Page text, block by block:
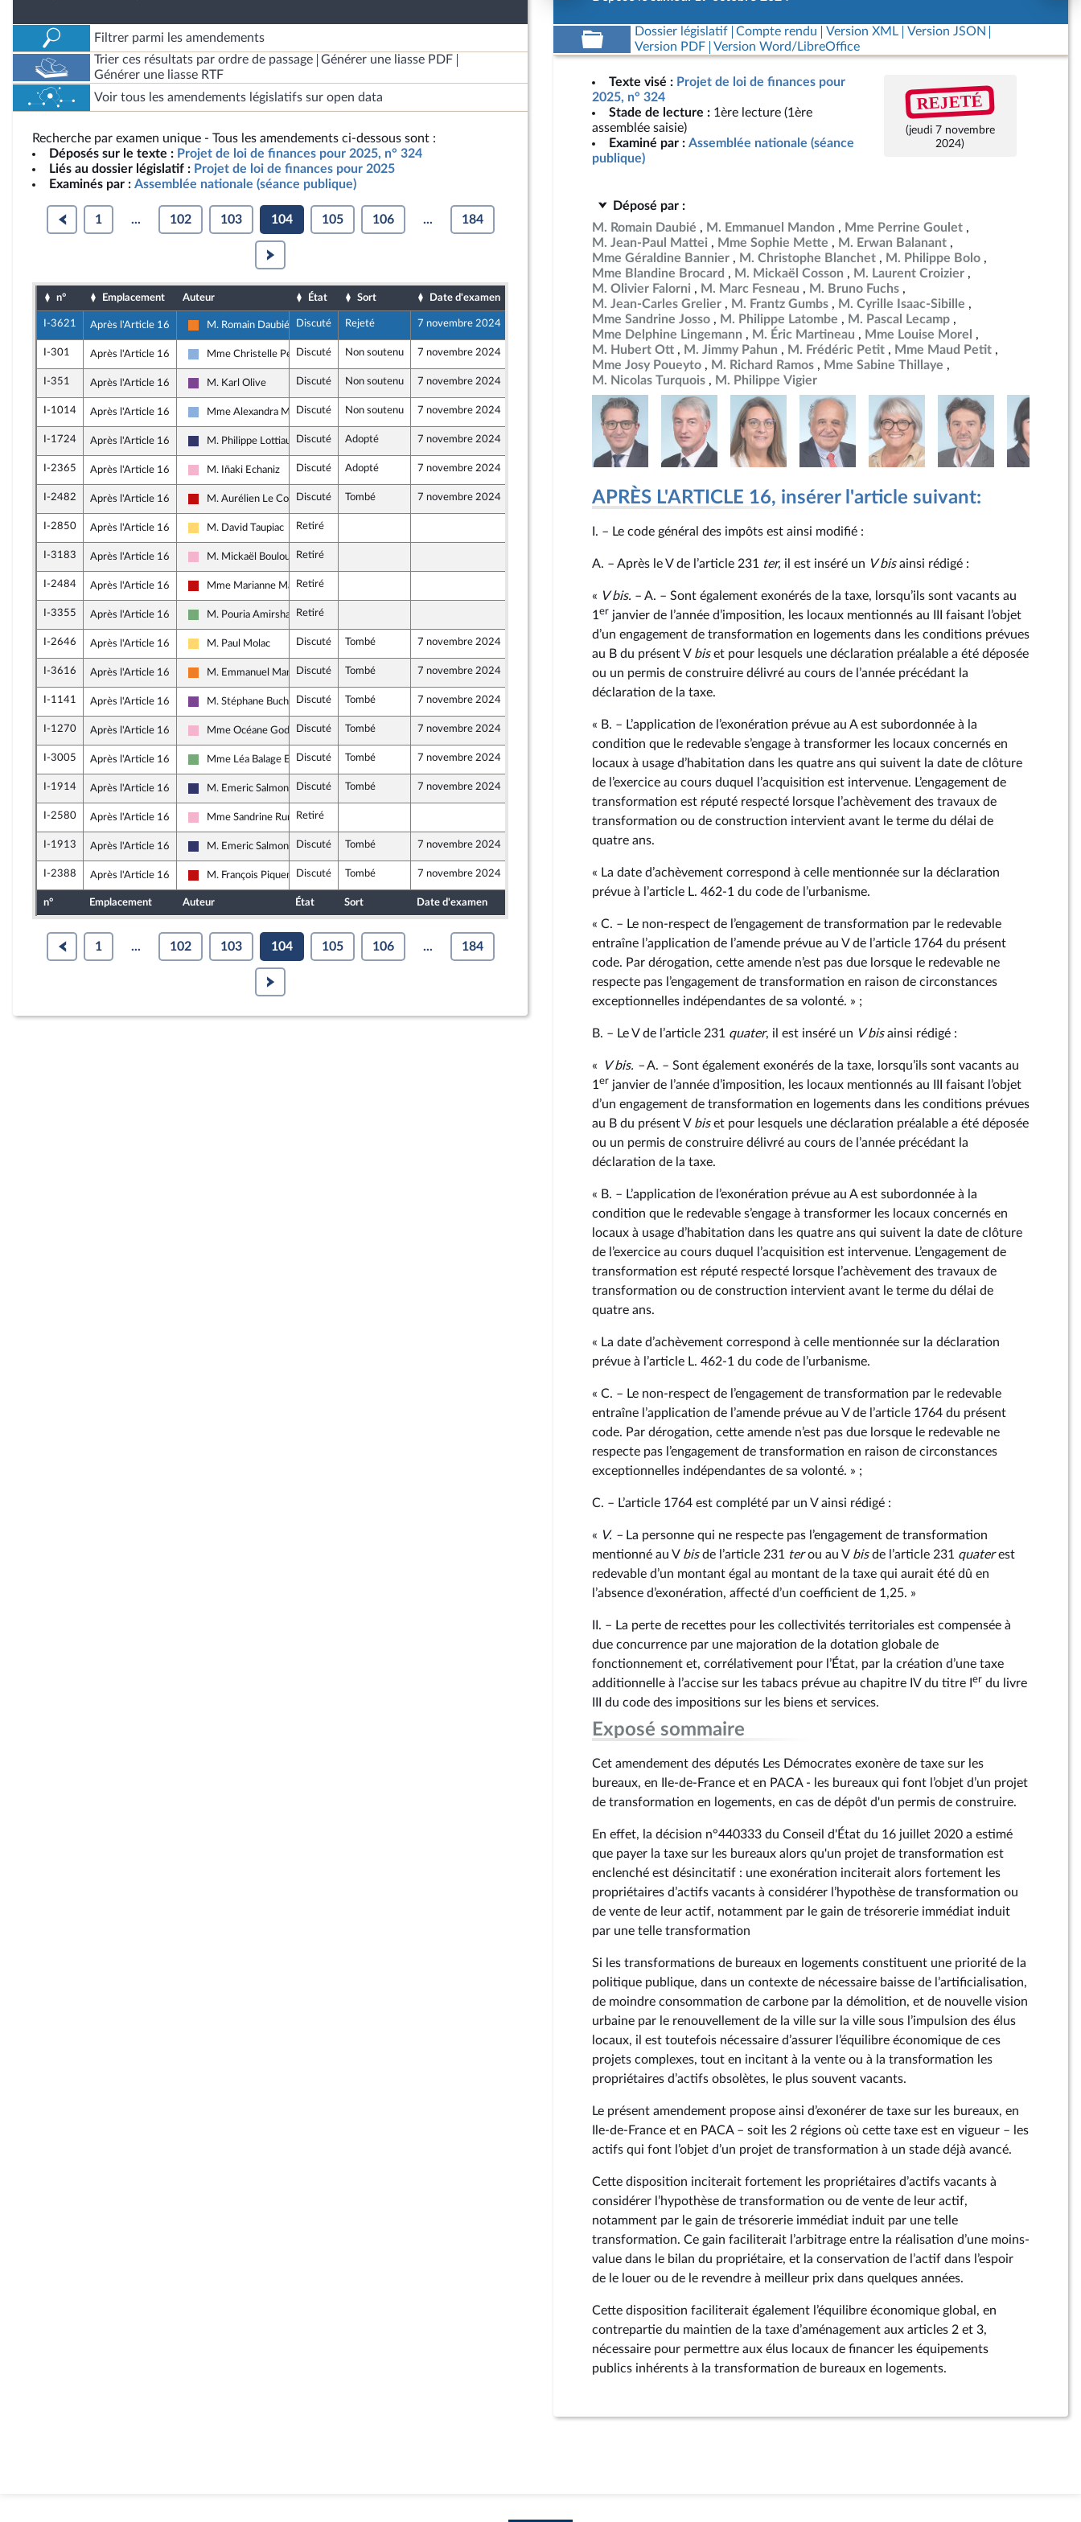
Filtrer parmi les amendements
Trier ces résultats par ordre de passage
Générer une liasse PDF
Générer une liasse RTF
Voir tous les amendements législatifs sur open data
Recherche par examen unique - Tous les amendements ci-dessous sont :
Déposés sur le texte : Projet de loi de finances pour 2025, n° 324
Liés au dossier législatif : Projet de loi de finances pour 2025
Examinés par : Assemblée nationale (séance publique)
1 ... 102 103 104 105 106 ... 184
n° Emplacement Auteur État Sort Date d'examen
I-3621 Après l'Article 16
Les Démocrates
M. Romain Daubié Discuté Rejeté 7 novembre 2024 19 octobre 2024
I-301 Après l'Article 16
Droite Républicaine
Mme Christelle PetexDiscuté Non soutenu 7 novembre 2024 16 octobre 2024
I-351 Après l'Article 16
Ensemble pour la République
M. Karl Olive Discuté Non soutenu 7 novembre 2024
I-1014 Après l'Article 16
Droite Républicaine
Mme Alexandra Martin (Alpes-Maritimes)
Discuté Non soutenu 7 novembre 2024
I-1724 Après l'Article 16
Rassemblement National
M. Philippe Lottiaux Discuté Adopté 7 novembre 2024
I-2365 Après l'Article 16
Socialistes et apparentés
M. Iñaki Echaniz Discuté Adopté 7 novembre 2024 18 octobre 2024
I-2482 Après l'Article 16
La France insoumise - Nouveau Front Populaire
M. Aurélien Le Coq Discuté Tombé 7 novembre 2024
I-2850 Après l'Article 16
Libertés, Indépendants, Outre-mer et Territoires
M. David Taupiac Retiré 19 octobre 2024
I-3183 Après l'Article 16
Socialistes et apparentés
M. Mickaël Bouloux Retiré
I-2484 Après l'Article 16
La France insoumise - Nouveau Front Populaire
Mme Marianne MaximiRetiré
I-3355 Après l'Article 16
Écologiste et Social
M. Pouria AmirshahiRetiré 19 octobre 2024
I-2646 Après l'Article 16
Libertés, Indépendants, Outre-mer et Territoires
M. Paul Molac Discuté Tombé 7 novembre 2024 19 octobre 2024
I-3616 Après l'Article 16
Les Démocrates
M. Emmanuel MandonDiscuté Tombé 7 novembre 2024 19 octobre 2024
I-1141 Après l'Article 16
Ensemble pour la République
M. Stéphane BuchouDiscuté Tombé 7 novembre 2024 17 octobre 2024
I-1270 Après l'Article 16
Socialistes et apparentés
Mme Océane GodardDiscuté Tombé 7 novembre 2024 17 octobre 2024
I-3005 Après l'Article 16
Écologiste et Social
Mme Léa Balage El Mariky
Discuté Tombé 7 novembre 2024 19 octobre 2024
I-1914 Après l'Article 16
Rassemblement National
M. Emeric Salmon Discuté Tombé 7 novembre 2024 18 octobre 2024
I-2580 Après l'Article 16
Socialistes et apparentés
Mme Sandrine RunelRetiré 19 octobre 2024
I-1913 Après l'Article 16
Rassemblement National
M. Emeric Salmon Discuté Tombé 7 novembre 2024 18 octobre 2024
I-2388 Après l'Article 16
La France insoumise - Nouveau Front Populaire
M. François PiquemalDiscuté Tombé 7 novembre 2024 18 octobre 2024
n° Emplacement Auteur État Sort Date d'examen
1 ... 102 103 104 105 106 ... 184
Dossier législatif Compte rendu Version XML
Version JSON
Version PDF
Version Word/LibreOffice
Texte visé : Projet de loi de finances pour
2025, n° 324
Stade de lecture : 1ère lecture (1ère
assemblée saisie)
Examiné par : Assemblée nationale (séance
publique)
REJETÉ
(jeudi 7 novembre
2024)
Déposé par :
M. Romain Daubié
M. Emmanuel Mandon
Mme Perrine Goulet
M. Jean-Paul Mattei
Mme Sophie Mette
M. Erwan Balanant
Mme Géraldine Bannier
M. Christophe Blanchet
M. Philippe Bolo
Mme Blandine Brocard
M. Mickaël Cosson
M. Laurent Croizier
M. Olivier Falorni
M. Marc Fesneau
M. Bruno Fuchs
M. Jean-Carles Grelier
M. Frantz Gumbs
M. Cyrille Isaac-Sibille
Mme Sandrine Josso
M. Philippe Latombe
M. Pascal Lecamp
Mme Delphine Lingemann
M. Éric Martineau
Mme Louise Morel
M. Hubert Ott
M. Jimmy Pahun M. Frédéric Petit
Mme Maud Petit
Mme Josy Poueyto
M. Richard Ramos
Mme Sabine Thillaye
M. Nicolas Turquois
M. Philippe Vigier
APRÈS L'ARTICLE 16, insérer l'article suivant:
I. – Le code général des impôts est ainsi modifié :
A. – Après le V de l’article 231 ter, il est inséré un Vbisainsi rédigé :
« Vbis. – A. – Sont également exonérés de la taxe, lorsqu’ils sont vacants au
1 er janvier de l’année d’imposition, les locaux mentionnés au III faisant l’objet
d’un engagement de transformation en logements dans les conditions prévues
au B du présent V biset pour lesquels une déclaration préalable a été déposée
ou un permis de construire délivré au cours de l’année précédant la
déclaration de la taxe.
« B. – L’application de l’exonération prévue au A est subordonnée à la
condition que le redevable s’engage à transformer les locaux concernés en
locaux à usage d’habitation dans les quatre ans qui suivent la date de clôture
de l’exercice au cours duquel l’acquisition est intervenue. L’engagement de
transformation est réputé respecté lorsque l’achèvement des travaux de
transformation ou de construction intervient avant le terme du délai de
quatre ans.
« La date d’achèvement correspond à celle mentionnée sur la déclaration
prévue à l’article L. 462‑1 du code de l’urbanisme.
« C. – Le non-respect de l’engagement de transformation par le redevable
entraîne l’application de l’amende prévue au V de l’article 1764 du présent
code. Par dérogation, cette amende n’est pas due lorsque le redevable ne
respecte pas l’engagement de transformation en raison de circonstances
exceptionnelles indépendantes de sa volonté. » ;
B. – Le V de l’article 231 quater, il est inséré un Vbisainsi rédigé :
« Vbis. –A. – Sont également exonérés de la taxe, lorsqu’ils sont vacants au
1 er janvier de l’année d’imposition, les locaux mentionnés au III faisant l’objet
d’un engagement de transformation en logements dans les conditions prévues
au B du présent V biset pour lesquels une déclaration préalable a été déposée
ou un permis de construire délivré au cours de l’année précédant la
déclaration de la taxe.
« B. – L’application de l’exonération prévue au A est subordonnée à la
condition que le redevable s’engage à transformer les locaux concernés en
locaux à usage d’habitation dans les quatre ans qui suivent la date de clôture
de l’exercice au cours duquel l’acquisition est intervenue. L’engagement de
transformation est réputé respecté lorsque l’achèvement des travaux de
transformation ou de construction intervient avant le terme du délai de
quatre ans.
« La date d’achèvement correspond à celle mentionnée sur la déclaration
prévue à l’article L. 462‑1 du code de l’urbanisme.
« C. – Le non-respect de l’engagement de transformation par le redevable
entraîne l’application de l’amende prévue au V de l’article 1764 du présent
code. Par dérogation, cette amende n’est pas due lorsque le redevable ne
respecte pas l’engagement de transformation en raison de circonstances
exceptionnelles indépendantes de sa volonté. » ;
C. – L’article 1764 est complété par un V ainsi rédigé :
« V. – La personne qui ne respecte pas l’engagement de transformation
mentionné au V bisde l’article 231 terou au V bisde l’article 231 quaterest
redevable d’un montant égal au montant de la taxe qui aurait été dû en
l’absence d’exonération, affecté d’un coefficient de 1,25. »
II. – La perte de recettes pour les collectivités territoriales est compensée à
due concurrence par une majoration de la dotation globale de
fonctionnement et, corrélativement pour l’État, par la création d’une taxe
additionnelle à l’accise sur les tabacs prévue au chapitre IV du titre I er du livre
III du code des impositions sur les biens et services.
Exposé sommaire
Cet amendement des députés Les Démocrates exonère de taxe sur les
bureaux, en Ile-de-France et en PACA - les bureaux qui font l’objet d’un projet
de transformation en logements, en cas de dépôt d'un permis de construire.
En effet, la décision n°440333 du Conseil d'État du 16 juillet 2020 a estimé
que payer la taxe sur les bureaux alors qu'un projet de transformation est
enclenché est désincitatif : une exonération inciterait alors fortement les
propriétaires d’actifs vacants à considérer l’hypothèse de transformation ou
de vente de leur actif, notamment par le gain de trésorerie immédiat induit
par une telle transformation
Si les transformations de bureaux en logements constituent une priorité de la
politique publique, dans un contexte de nécessaire baisse de l’artificialisation,
de moindre consommation de carbone par la démolition, et de nouvelle vision
urbaine par le renouvellement de la ville sur la ville sous l’impulsion des élus
locaux, il est toutefois nécessaire d’assurer l’équilibre économique de ces
projets complexes, tout en incitant à la vente ou à la transformation les
propriétaires d’actifs obsolètes, le plus souvent vacants.
Le présent amendement propose ainsi d’exonérer de taxe sur les bureaux, en
Ile-de-France et en PACA – soit les 2 régions où cette taxe est en vigueur – les
actifs qui font l’objet d’un projet de transformation à un stade déjà avancé.
Cette disposition inciterait fortement les propriétaires d’actifs vacants à
considérer l’hypothèse de transformation ou de vente de leur actif,
notamment par le gain de trésorerie immédiat induit par une telle
transformation. Ce gain faciliterait l’arbitrage entre la réalisation d’une moins-
value dans le bilan du propriétaire, et la conservation de l’actif dans l’espoir
de le louer ou de le revendre à meilleur prix dans quelques années.
Cette disposition faciliterait également l’équilibre économique global, en
contrepartie du maintien de la taxe d’aménagement aux articles 2 et 3,
nécessaire pour permettre aux élus locaux de financer les équipements
publics inhérents à la transformation de bureaux en logements.